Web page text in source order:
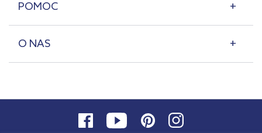
POMOC
O NAS